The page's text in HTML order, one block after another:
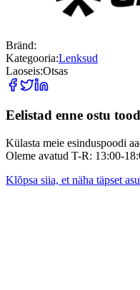
Bränd:
Kategooria:Lenksud
Laoseis:Otsas
Eelistad enne ostu
Külasta meie esinduspoodi
Oleme avatud T-R: 13:00-
Klõpsa siia, et näha täpset